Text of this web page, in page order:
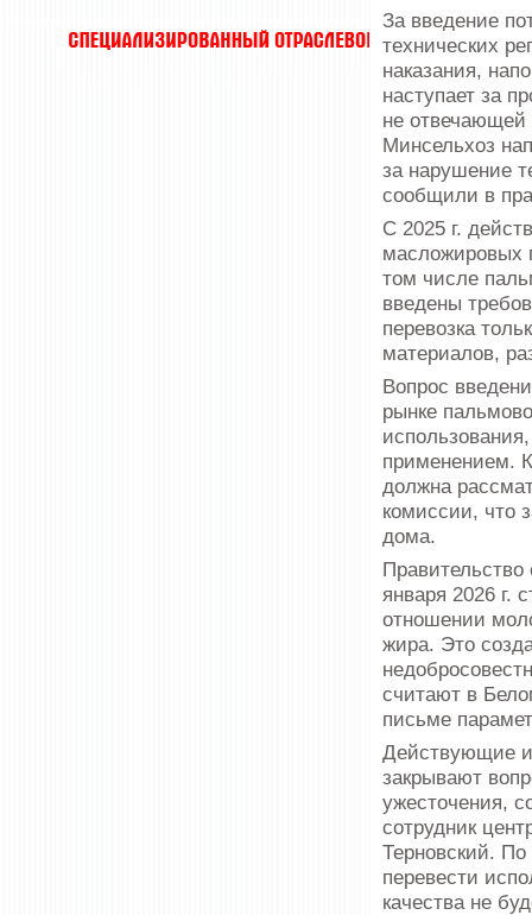
За введение
технических
наказания,
наступает за
не
Минсельхоз
за нарушение
сообщили в
С 2025 г.
масложировых
том числе
введены
перевозка
материалов,
Вопрос
рынке
применением.
должна
комиссии, что
дома.
января 2026 г.
отношении
жира. Это
считают в
письме
Действующие
закрывают
ужесточения,
сотрудник
Терновский.
перевести
качества не